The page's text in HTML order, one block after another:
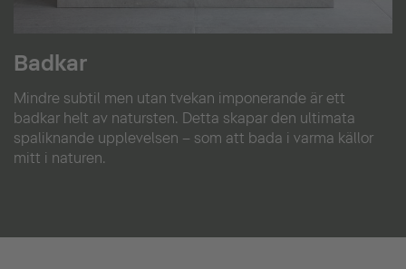
Badkar
Mindre subtil men utan tvekan imponerande är ett
badkar helt av natursten. Detta skapar den ultimata
spaliknande upplevelsen – som att bada i varma källor
mitt i naturen.